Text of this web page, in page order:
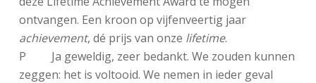
ontvangen. Een kroon op vijfenveertig jaar
achievement, dé prijs van onze lifetime.
P Ja geweldig, zeer bedankt. We zouden kunnen
zeggen: het is voltooid. We nemen in ieder geval